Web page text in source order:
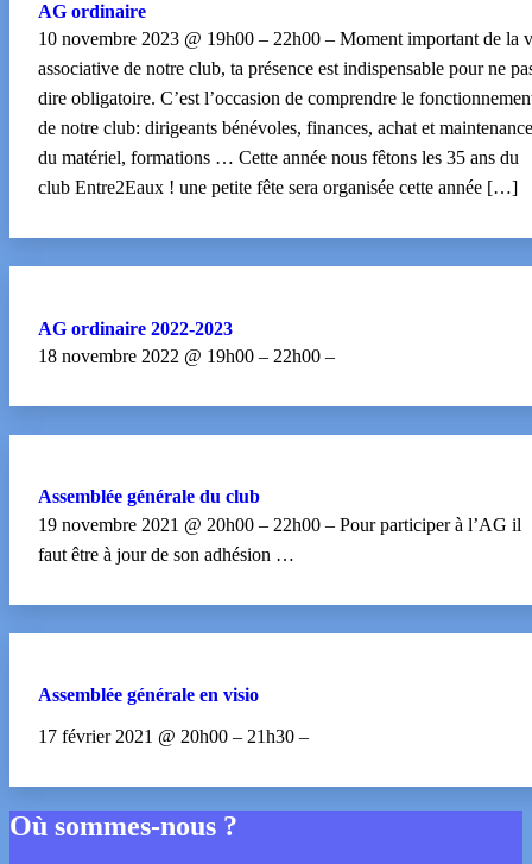
AG ordinaire
10 novembre 2023 @ 19h00 – 22h00 – Moment important de la
associative de notre club, ta présence est indispensable pour ne
dire obligatoire. C’est l’occasion de comprendre le
de notre club: dirigeants bénévoles, finances, achat et maintenance
du matériel, formations … Cette année nous fêtons les 35 ans du
club Entre2Eaux ! une petite fête sera organisée cette année […]
AG ordinaire 2022-2023
18 novembre 2022 @ 19h00 – 22h00 –
Assemblée générale du club
19 novembre 2021 @ 20h00 – 22h00 – Pour participer à l’AG il
faut être à jour de son adhésion …
Assemblée générale en visio
17 février 2021 @ 20h00 – 21h30 –
Où sommes-nous ?